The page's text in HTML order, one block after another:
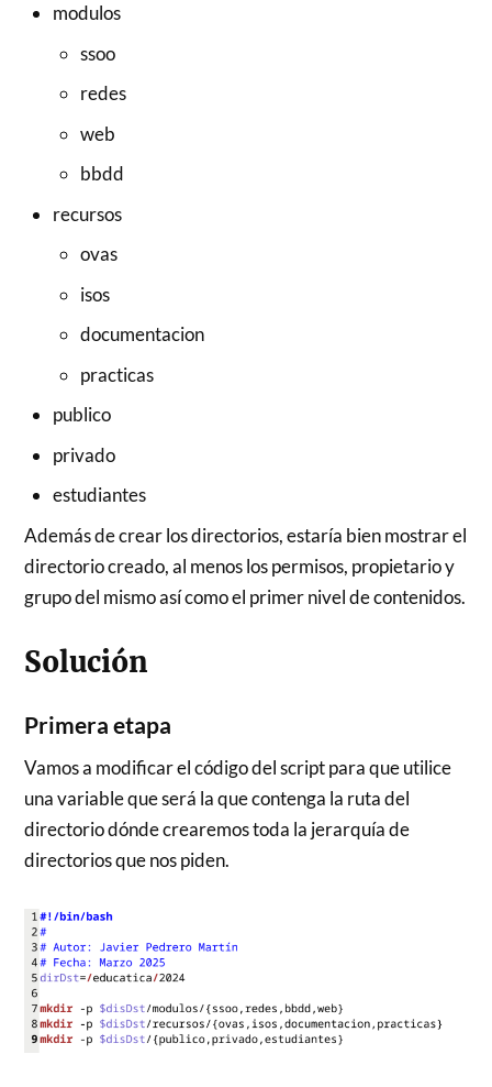
modulos
ssoo
redes
web
bbdd
recursos
ovas
isos
documentacion
practicas
publico
privado
estudiantes
Además de crear los directorios, estaría bien mostrar el
directorio creado, al menos los permisos, propietario y
grupo del mismo así como el primer nivel de contenidos.
Solución
Primera etapa
Vamos a modificar el código del script para que utilice
una variable que será la que contenga la ruta del
directorio dónde crearemos toda la jerarquía de
directorios que nos piden.